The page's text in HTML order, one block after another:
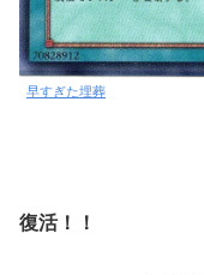
早すぎた埋葬
復活！！